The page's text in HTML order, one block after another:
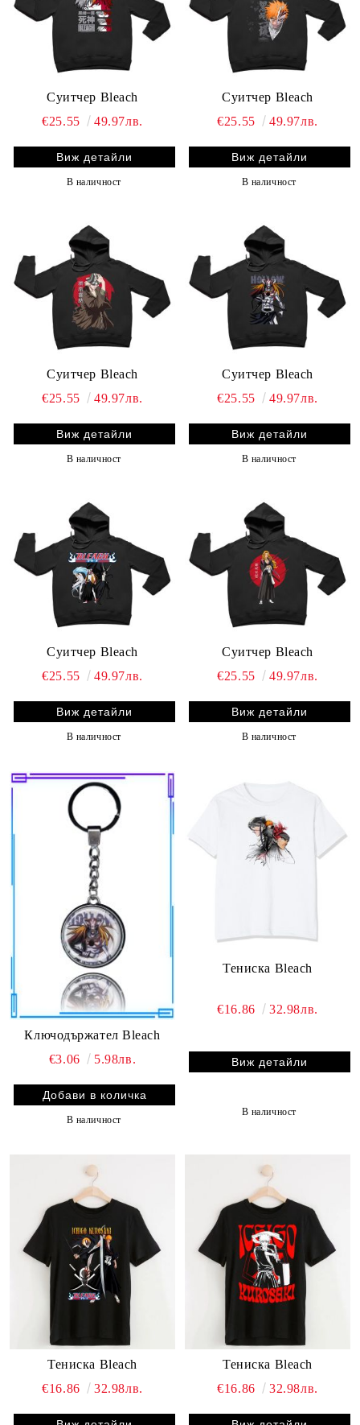
Суитчер Bleach
€25.55
49.97лв.
Виж детайли
В наличност
Суитчер Bleach
€25.55
49.97лв.
Виж детайли
В наличност
Суитчер Bleach
€25.55
49.97лв.
Виж детайли
В наличност
Суитчер Bleach
€25.55
49.97лв.
Виж детайли
В наличност
Суитчер Bleach
€25.55
49.97лв.
Виж детайли
В наличност
Суитчер Bleach
€25.55
49.97лв.
Виж детайли
В наличност
Ключодържател Bleach
€3.06
5.98лв.
В наличност
Тениска Bleach
€16.86 32.98лв.
Виж детайли
В наличност
Тениска Bleach
€16.86
32.98лв.
Тениска Bleach
€16.86
32.98лв.